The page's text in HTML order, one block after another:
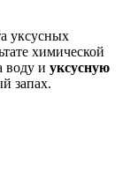
уксусных
химической
воду и уксусную
запах.